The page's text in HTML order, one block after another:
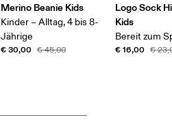
Merino Beanie Kids
Kinder – Alltag, 4 bis 8-
Jährige
€ 30,00 € 45,00
Logo Sock
Kids
Bereit zum
€ 16,00 €